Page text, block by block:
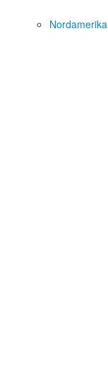
Nordamerika